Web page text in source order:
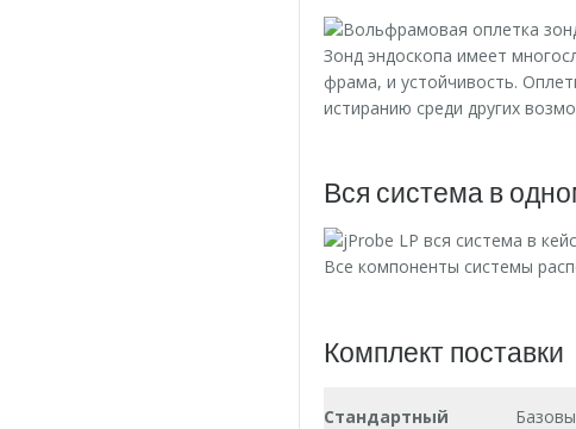
Зонд эндоскопа имеет
фрама, и устойчивость.
истиранию среди других
Вся система в
Все компоненты системы
Комплект поставки
Стандартный